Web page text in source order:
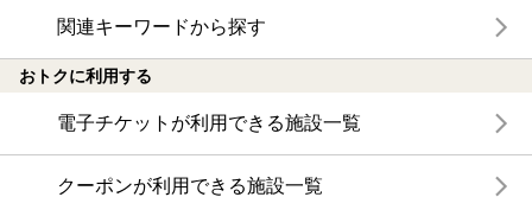
関連キーワードから探す
おトクに利用する
電子チケットが利用できる施設一覧
クーポンが利用できる施設一覧